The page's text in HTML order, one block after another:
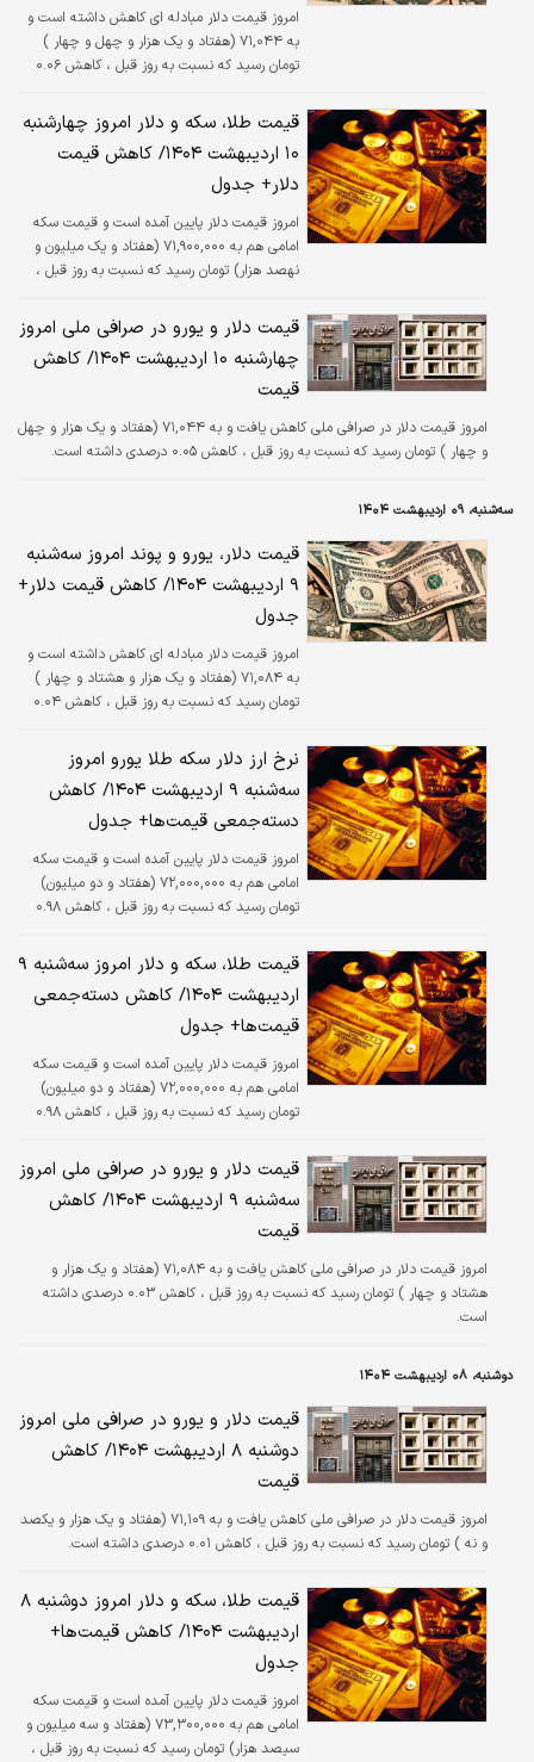
امروز قیمت دلار مبادله ای کاهش داشته است و
به ۷۱,۰۴۴ (هفتاد و یک هزار و چهل و چهار )
تومان رسید که نسبت به روز قبل ، کاهش ۰.۰۶
قیمت طلا، سکه و دلار امروز چهارشنبه
۱۰ اردیبهشت ۱۴۰۴/ کاهش قیمت
دلار+ جدول
امروز قیمت دلار پایین آمده است و قیمت سکه
امامی هم به ۷۱,۹۰۰,۰۰۰ (هفتاد و یک میلیون و
نهصد هزار) تومان رسید که نسبت به روز قبل ،
قیمت دلار و یورو در صرافی ملی امروز
چهارشنبه ۱۰ اردیبهشت ۱۴۰۴/ کاهش
قیمت
امروز قیمت دلار در صرافی ملی کاهش یافت و به ۷۱,۰۴۴ (هفتاد و یک هزار و چهل
و چهار ) تومان رسید که نسبت به روز قبل ، کاهش ۰.۰۵ درصدی داشته است.
سه‌شنبه، ۰۹ اردیبهشت ۱۴۰۴
قیمت دلار، یورو و پوند امروز سه‌شنبه
۹ اردیبهشت ۱۴۰۴/ کاهش قیمت دلار+
جدول
امروز قیمت دلار مبادله ای کاهش داشته است و
به ۷۱,۰۸۴ (هفتاد و یک هزار و هشتاد و چهار )
تومان رسید که نسبت به روز قبل ، کاهش ۰.۰۴
نرخ ارز دلار سکه طلا یورو امروز
سه‌شنبه ۹ اردیبهشت ۱۴۰۴/ کاهش
دسته‌جمعی قیمت‌ها+ جدول
امروز قیمت دلار پایین آمده است و قیمت سکه
امامی هم به ۷۲,۰۰۰,۰۰۰ (هفتاد و دو میلیون)
تومان رسید که نسبت به روز قبل ، کاهش ۰.۹۸
قیمت طلا، سکه و دلار امروز سه‌شنبه ۹
اردیبهشت ۱۴۰۴/ کاهش دسته‌جمعی
قیمت‌ها+ جدول
امروز قیمت دلار پایین آمده است و قیمت سکه
امامی هم به ۷۲,۰۰۰,۰۰۰ (هفتاد و دو میلیون)
تومان رسید که نسبت به روز قبل ، کاهش ۰.۹۸
قیمت دلار و یورو در صرافی ملی امروز
سه‌شنبه ۹ اردیبهشت ۱۴۰۴/ کاهش
قیمت
امروز قیمت دلار در صرافی ملی کاهش یافت و به ۷۱,۰۸۴ (هفتاد و یک هزار و
هشتاد و چهار ) تومان رسید که نسبت به روز قبل ، کاهش ۰.۰۳ درصدی داشته
است.
دوشنبه، ۰۸ اردیبهشت ۱۴۰۴
قیمت دلار و یورو در صرافی ملی امروز
دوشنبه ۸ اردیبهشت ۱۴۰۴/ کاهش
قیمت
امروز قیمت دلار در صرافی ملی کاهش یافت و به ۷۱,۱۰۹ (هفتاد و یک هزار و یکصد
و نه ) تومان رسید که نسبت به روز قبل ، کاهش ۰.۰۱ درصدی داشته است.
قیمت طلا، سکه و دلار امروز دوشنبه ۸
اردیبهشت ۱۴۰۴/ کاهش قیمت‌ها+
جدول
امروز قیمت دلار پایین آمده است و قیمت سکه
امامی هم به ۷۳,۳۰۰,۰۰۰ (هفتاد و سه میلیون و
سیصد هزار) تومان رسید که نسبت به روز قبل ،